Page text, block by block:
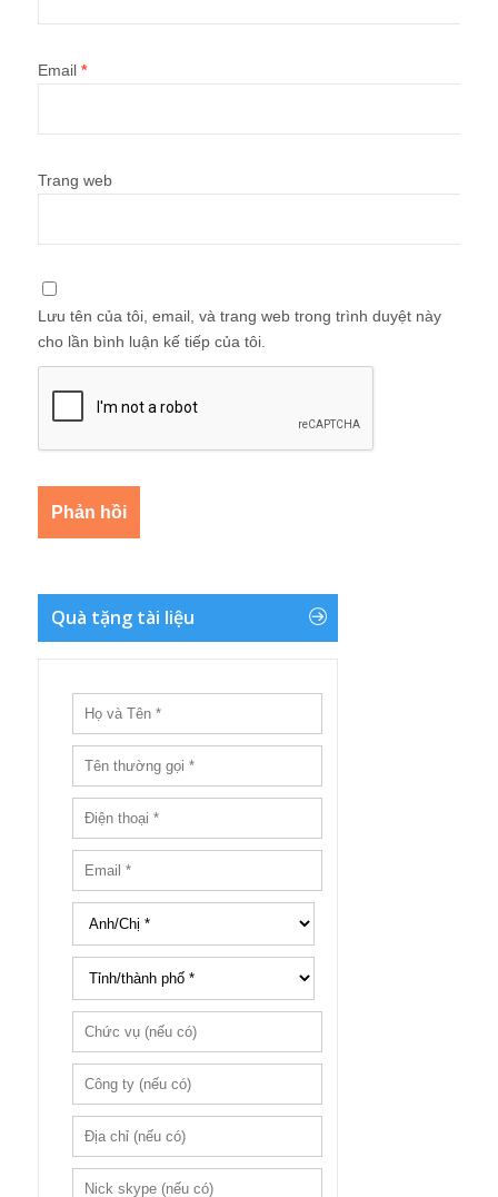
Email *
Trang web
Lưu tên của tôi, email, và trang web trong trình duyệt này
cho lần bình luận kế tiếp của tôi.
Quà tặng tài liệu